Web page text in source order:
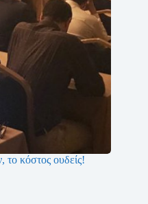
το κόστος ουδείς!